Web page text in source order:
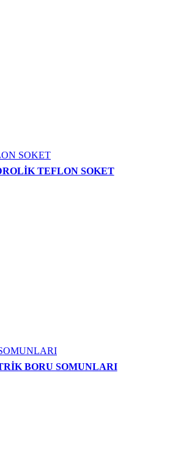
TEFLON SOKET
BORU SOMUNLARI